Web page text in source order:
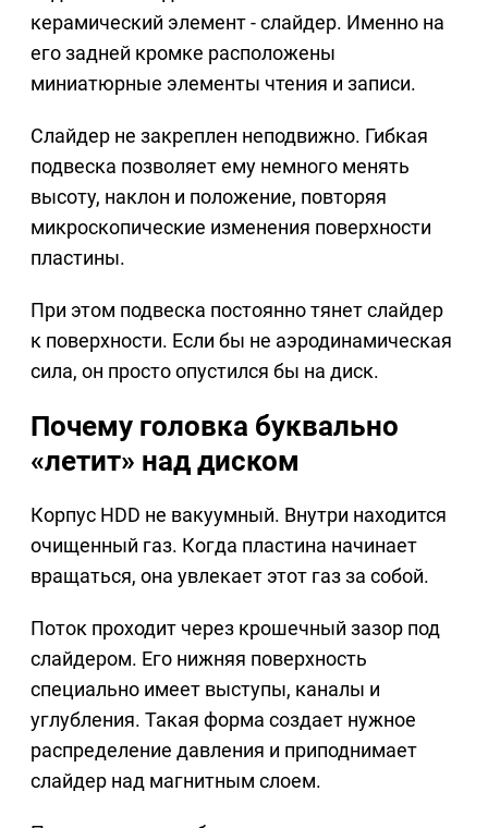
керамический элемент - слайдер. Именно на
его задней кромке расположены
миниатюрные элементы чтения и записи.
Слайдер не закреплен неподвижно. Гибкая
подвеска позволяет ему немного менять
высоту, наклон и положение, повторяя
микроскопические изменения поверхности
пластины.
При этом подвеска постоянно тянет слайдер
к поверхности. Если бы не аэродинамическая
сила, он просто опустился бы на диск.
Почему головка буквально
«летит» над диском
Корпус HDD не вакуумный. Внутри находится
очищенный газ. Когда пластина начинает
вращаться, она увлекает этот газ за собой.
Поток проходит через крошечный зазор под
слайдером. Его нижняя поверхность
специально имеет выступы, каналы и
углубления. Такая форма создает нужное
распределение давления и приподнимает
слайдер над магнитным слоем.